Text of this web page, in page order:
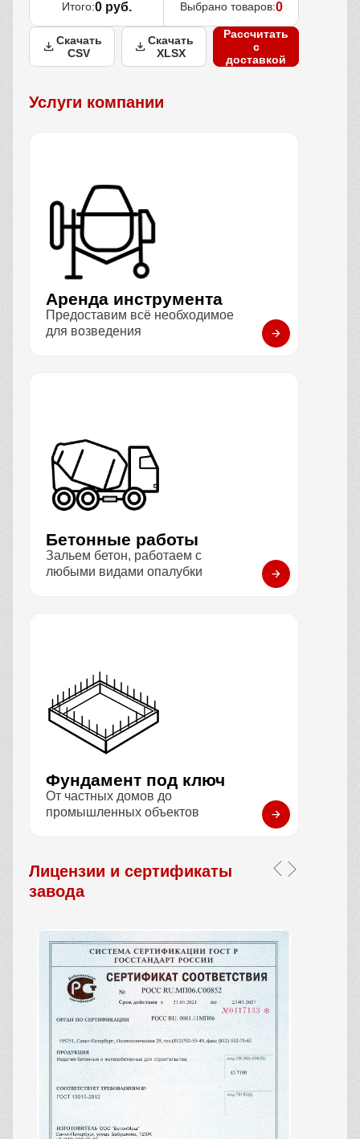
Итого:0 руб. Выбрано товаров:0
Скачать
CSV
Скачать
XLSX
Рассчитать
с
доставкой
Услуги компании
Аренда инструмента
Предоставим всё необходимое
для возведения
Бетонные работы
Зальем бетон, работаем с
любыми видами опалубки
Фундамент под ключ
От частных домов до
промышленных объектов
Лицензии и сертификаты
завода